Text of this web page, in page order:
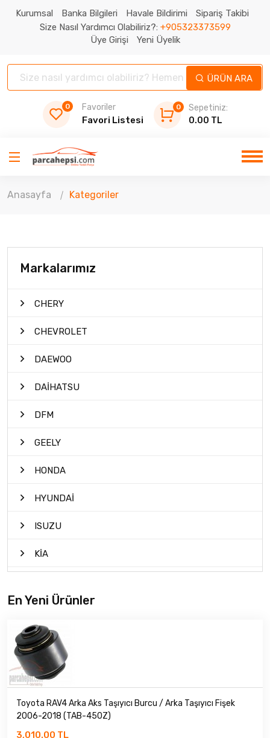
Kurumsal Banka Bilgileri Havale Bildirimi
Sipariş Takibi
Size Nasıl Yardımcı Olabiliriz?: +905323373599
Üye Girişi
Yeni Üyelik
ÜRÜN ARA
0 Favoriler
Favori Listesi
0
Sepetiniz:
0.00 TL
Anasayfa Kategoriler
Markalarımız
CHERY
CHEVROLET
DAEWOO
DAİHATSU
DFM
GEELY
HONDA
HYUNDAİ
ISUZU
KİA
NİSSAN
PROTON
SANGYONG
En Yeni Ürünler
Toyota RAV4 Arka Aks Taşıyıcı Burcu / Arka Taşıyıcı Fişek
2006-2018 (TAB-450Z)
3,010.00 TL